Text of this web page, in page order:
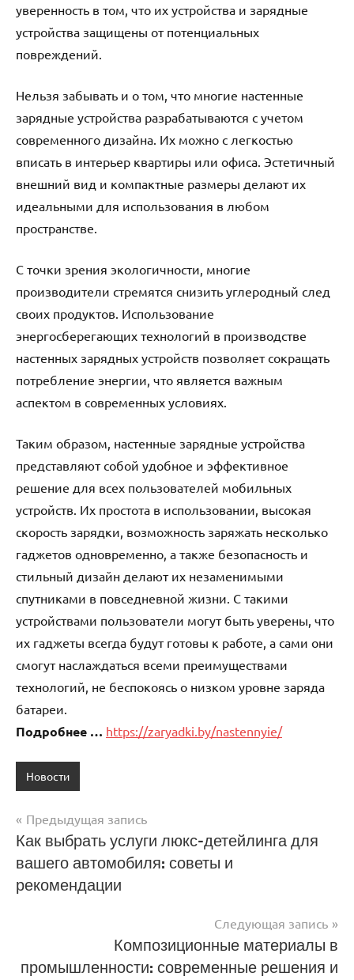
уверенность в том, что их устройства и зарядные
устройства защищены от потенциальных
повреждений.
Нельзя забывать и о том, что многие настенные
зарядные устройства разрабатываются с учетом
современного дизайна. Их можно с легкостью
вписать в интерьер квартиры или офиса. Эстетичный
внешний вид и компактные размеры делают их
идеальными для использования в любом
пространстве.
С точки зрения экологичности, многие
производители стремятся снизить углеродный след
своих продуктов. Использование
энергосберегающих технологий в производстве
настенных зарядных устройств позволяет сокращать
потребление энергии, что является важным
аспектом в современных условиях.
Таким образом, настенные зарядные устройства
представляют собой удобное и эффективное
решение для всех пользователей мобильных
устройств. Их простота в использовании, высокая
скорость зарядки, возможность заряжать несколько
гаджетов одновременно, а также безопасность и
стильный дизайн делают их незаменимыми
спутниками в повседневной жизни. С такими
устройствами пользователи могут быть уверены, что
их гаджеты всегда будут готовы к работе, а сами они
смогут наслаждаться всеми преимуществами
технологий, не беспокоясь о низком уровне заряда
батареи.
Подробнее … https://zaryadki.by/nastennyie/
Новости
Навигация
по
записям
Предыдущая запись
Как выбрать услуги люкс-детейлинга для
вашего автомобиля: советы и
рекомендации
Следующая запись
Композиционные материалы в
промышленности: современные решения и